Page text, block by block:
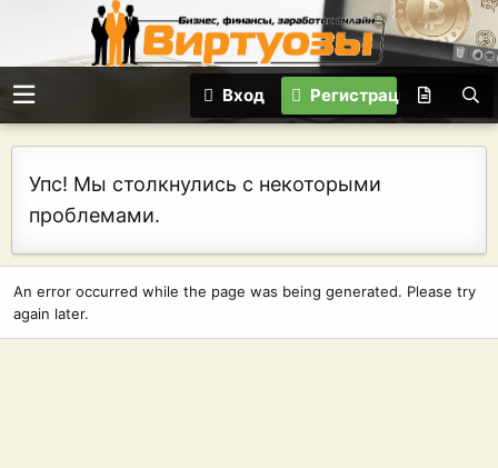
Вход Регистрация
Упс! Мы столкнулись с некоторыми
проблемами.
An error occurred while the page was being generated. Please try
again later.